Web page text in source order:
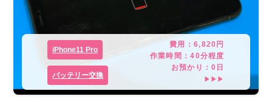
iPhone11 Pro
バッテリー交換
費用： 6,820円
作業時間：40分程度
お預かり：0 日
▶▶▶